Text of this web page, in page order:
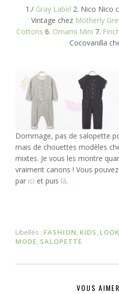
1./ Gray Label 2. Nico Nico
Vintage chez Motherly
Cottons 6. Omami Mini 7.
Cocovanilla
Dommage, pas de salopette
mais de chouettes modèles
mixtes. Je vous les montre
vraiment canons ! Vous
par ici et puis là.
Libellés : FASHION, KIDS, LOOK
MODE, SALOPETTE
VOUS